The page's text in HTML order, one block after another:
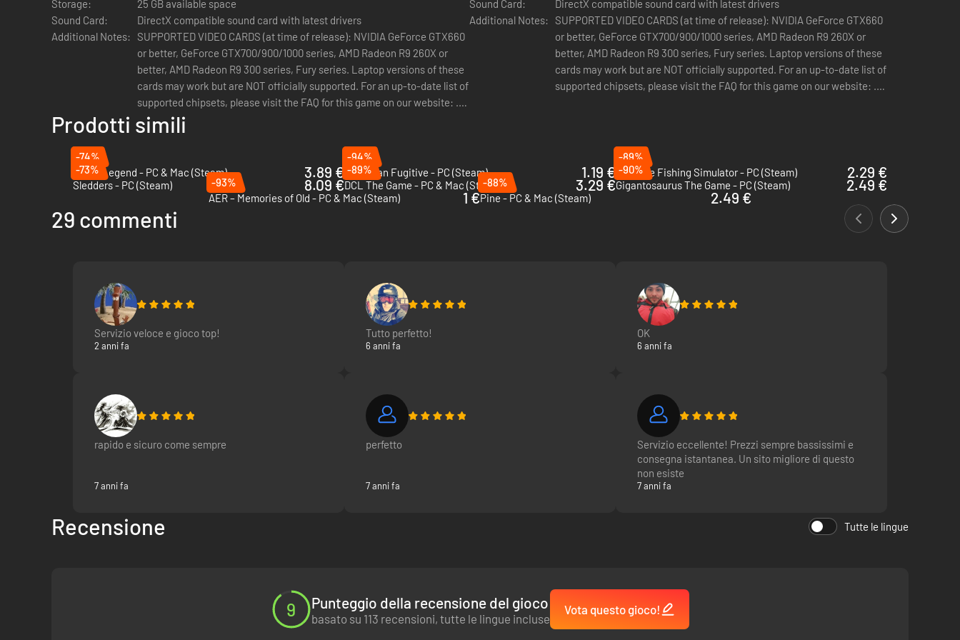
Storage:
25 GB available space
Sound Card:
DirectX compatible sound card with latest drivers
Additional Notes:
SUPPORTED VIDEO CARDS (at time of release): NVIDIA GeForce GTX660
or better, GeForce GTX700/900/1000 series, AMD Radeon R9 260X or
better, AMD Radeon R9 300 series, Fury series. Laptop versions of these
cards may work but are NOT officially supported. For an up-to-date list of
supported chipsets, please visit the FAQ for this game on our website: .
PERIPHERAL SUPPORTED: Windows-compatible keyboard and mouse
required, optional controller
Sound Card:
DirectX compatible sound card with latest drivers
Additional Notes:
SUPPORTED VIDEO CARDS (at time of release): NVIDIA GeForce GTX660
or better, GeForce GTX700/900/1000 series, AMD Radeon R9 260X or
better, AMD Radeon R9 300 series, Fury series. Laptop versions of these
cards may work but are NOT officially supported. For an up-to-date list of
supported chipsets, please visit the FAQ for this game on our website: .
Prodotti simili
-74%
Brutal Legend - PC & Mac (Steam)
3.89 €
-94%
American Fugitive - PC (Steam)
1.19 €
-89%
Ultimate Fishing Simulator - PC (Steam)
2.29 €
-73%
Sledders - PC (Steam)
8.09 €
-89%
DCL The Game - PC & Mac (Steam)
3.29 €
-90%
Gigantosaurus The Game - PC (Steam)
2.49 €
-93%
AER – Memories of Old - PC & Mac (Steam)
1 €
-88%
Pine - PC & Mac (Steam)
2.49 €
29 commenti
Servizio veloce e gioco top!
2 anni fa
Tutto perfetto!
6 anni fa
OK
6 anni fa
rapido e sicuro come sempre
7 anni fa
perfetto
7 anni fa
Servizio eccellente! Prezzi sempre bassissimi e
consegna istantanea. Un sito migliore di questo
non esiste
7 anni fa
Recensione Tutte le lingue
9 Punteggio della recensione del gioco
basato su 113 recensioni, tutte le lingue incluse
Vota questo gioco!